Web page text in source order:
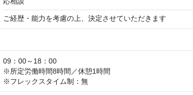
ご経歴・能力を考慮の上、決定させていただきます
09：00～18：00
※所定労働時間8時間／休憩1時間
※フレックスタイム制：無